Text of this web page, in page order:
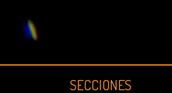
SECCIONES